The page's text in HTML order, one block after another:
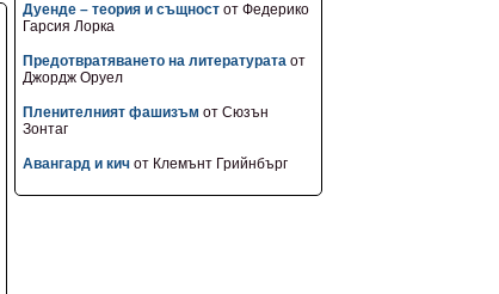
Дуенде – теория и същност от Федерико
Гарсия Лорка
Предотвратяването на литературата от
Джордж Оруел
Пленителният фашизъм от Сюзън
Зонтаг
Авангард и кич от Клемънт Грийнбърг